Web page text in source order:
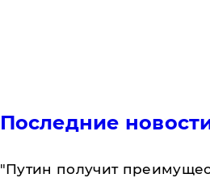
Последние
"Путин получит